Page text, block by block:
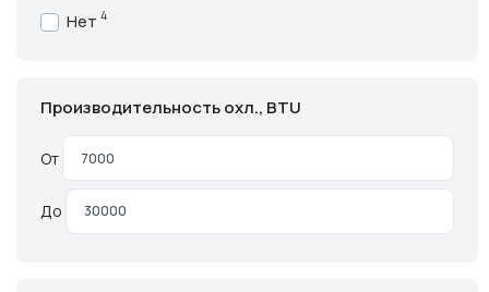
Нет 4
Производительность охл., BTU
От
До